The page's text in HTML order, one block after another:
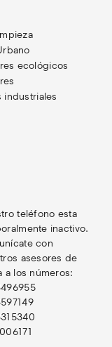
ecológicos
industriales
teléfono esta
inactivo.
con
asesores de
a los números: